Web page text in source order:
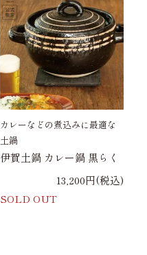
カレーなどの煮込みに最適な
土鍋
伊賀土鍋 カレー鍋 黒らく
13,200円(税込)
SOLD OUT